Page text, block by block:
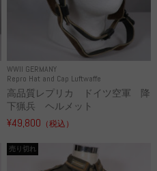
WWII GERMANY
Repro Hat and Cap Luftwaffe
高品質レプリカ ドイツ空軍 降
下猟兵 ヘルメット
¥49,800 （税込）
売り切れ